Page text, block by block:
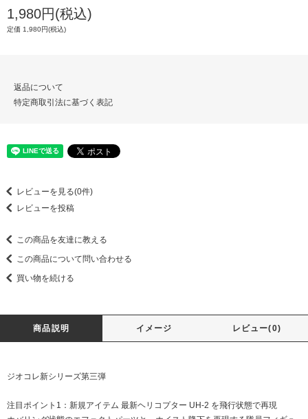
1,980円(税込)
定価 1,980円(税込)
返品について
特定商取引法に基づく表記
レビューを見る(0件)
レビューを投稿
この商品を友達に教える
この商品について問い合わせる
買い物を続ける
商品説明 イメージ レビュー(0)
ジオコレ新シリーズ第三弾
注目ポイント1：新規アイテム 最新ヘリコプター UH-2 を飛行状態で再現